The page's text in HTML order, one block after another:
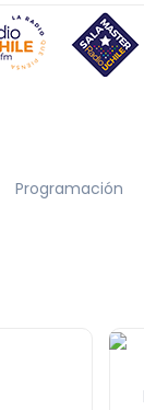
Programación